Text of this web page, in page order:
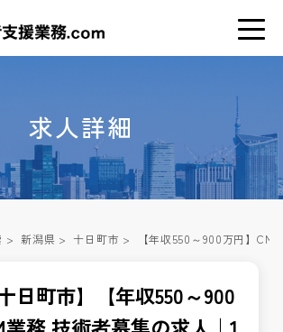
求人詳細
> 新潟県 > 十日町市 > 【年収550～900万円】
日町市】【年収550～900